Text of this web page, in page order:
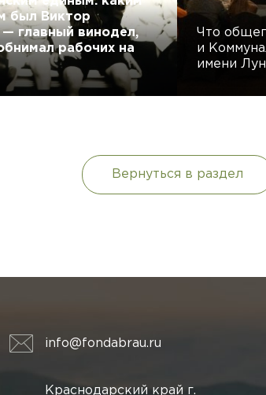
был Виктор
главный винодел,
рабочих на
Что
и
имени
Вернуться в раздел
info@fondabrau.ru
Краснодарский край г.